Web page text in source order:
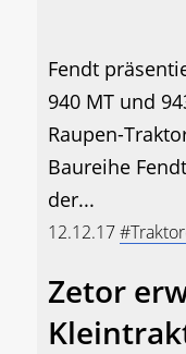
Fendt
940 MT und
Raupen-
Baureihe
der...
12.12.17
Zetor